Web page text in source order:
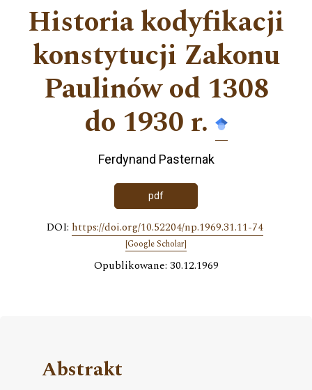
Historia kodyfikacji
konstytucji Zakonu
Paulinów od 1308
do 1930 r.
Ferdynand Pasternak
pdf
DOI: https://doi.org/10.52204/np.1969.31.11-74
[Google Scholar]
Opublikowane: 30.12.1969
Abstrakt